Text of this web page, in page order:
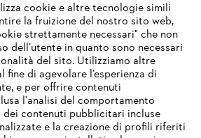
cookie e altre tecnologie simili
la fruizione del nostro sito web,
strettamente necessari" che non
dell’utente in quanto sono necessari
del sito. Utilizziamo altre
di agevolare l’esperienza di
e per offrire contenuti
l'analisi del comportamento
dei contenuti pubblicitari incluse
e la creazione di profili riferiti